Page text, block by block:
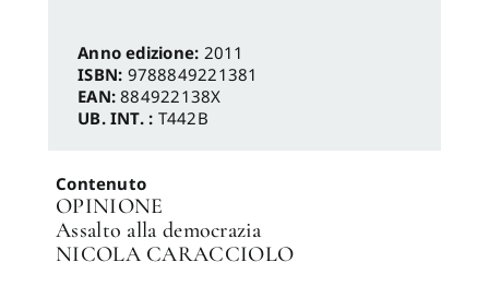
Anno edizione: 2011
ISBN: 9788849221381
EAN:884922138X
UB. INT. : T442B
Contenuto
OPINIONE
Assalto alla democrazia
NICOLA CARACCIOLO